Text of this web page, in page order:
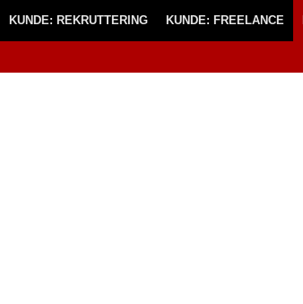
KUNDE: REKRUTTERING KUNDE: FREELANCE